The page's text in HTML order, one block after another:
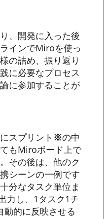
、開発に入った後
インでMiroを使っ
の詰め、振り返り
に必要なプロセス
に参加することが
スプリント ※の中
もMiroボード上で
その後は、他のク
シーンの一例です
分なタスク単位ま
力し、1タスク1チ
動的に反映させる